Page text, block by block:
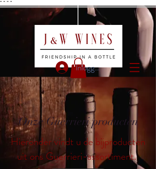
" " " "
Inloggen
Onze Guerrieri producten
Hieronder vindt u de bijproducten
uit ons Guerrieri-assortiment.